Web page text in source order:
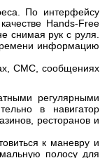
По интерфейсу
Hands-Free
снимая рук с руля.
информацию
СМС, сообщениях
регулярными
в навигатор
ресторанов и
к маневру и
полосу для